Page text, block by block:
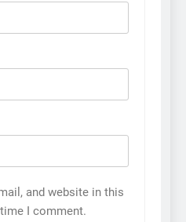
and website in this
I comment.